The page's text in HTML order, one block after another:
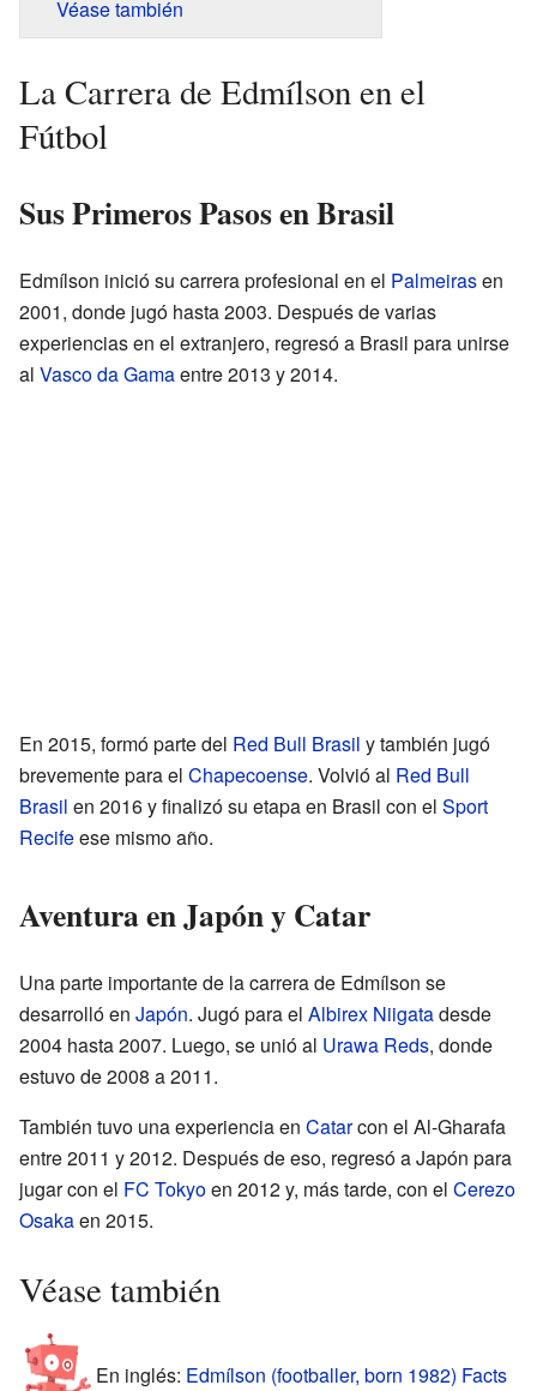
Véase también
La Carrera de Edmílson en el
Fútbol
Sus Primeros Pasos en Brasil
Edmílson inició su carrera profesional en el Palmeirasen
2001, donde jugó hasta 2003. Después de varias
experiencias en el extranjero, regresó a Brasil para unirse
al Vasco da Gamaentre 2013 y 2014.
En 2015, formó parte del Red Bull Brasil y también jugó
brevemente para el Chapecoense. Volvió al Red Bull
Brasil en 2016 y finalizó su etapa en Brasil con el Sport
Recifeese mismo año.
Aventura en Japón y Catar
Una parte importante de la carrera de Edmílson se
desarrolló en Japón. Jugó para el Albirex Niigatadesde
2004 hasta 2007. Luego, se unió al Urawa Reds, donde
estuvo de 2008 a 2011.
También tuvo una experiencia en Catarcon el Al-Gharafa
entre 2011 y 2012. Después de eso, regresó a Japón para
jugar con el FC Tokyoen 2012 y, más tarde, con el Cerezo
Osakaen 2015.
Véase también
En inglés: Edmílson (footballer, born 1982) Facts